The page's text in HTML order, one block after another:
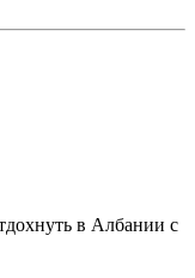
в Албании с